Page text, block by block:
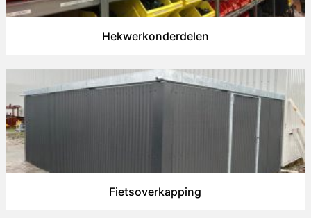
Hekwerkonderdelen
Fietsoverkapping